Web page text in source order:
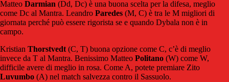
Matteo Darmian (Dd, Dc) è una buona scelta per la difesa, meglio
come Dc al Mantra. Leandro Paredes (M, C) è tra le M migliori di
giornata perché può essere rigorista se e quando Dybala non è in
campo.
Kristian Thorstvedt (C, T) buona opzione come C, c’è di meglio
invece da T al Mantra. Benissimo Matteo Politano (W) come W,
difficile avere di meglio in rosa. Come A, potete premiare Zito
Luvumbo (A) nel match salvezza contro il Sassuolo.